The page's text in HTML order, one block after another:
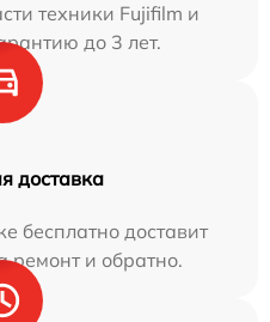
техники Fujifilm и
до 3 лет.
доставка
бесплатно доставит
ремонт и обратно.